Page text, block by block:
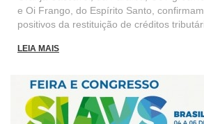
e Oi Frango, do Espírito Santo,
positivos da restituição de créditos
LEIA MAIS